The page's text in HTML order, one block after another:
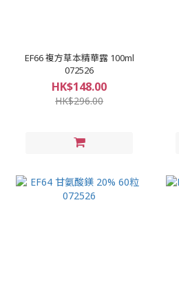
EF66 複方草本精華露 100ml
072526
HK$148.00
HK$296.00